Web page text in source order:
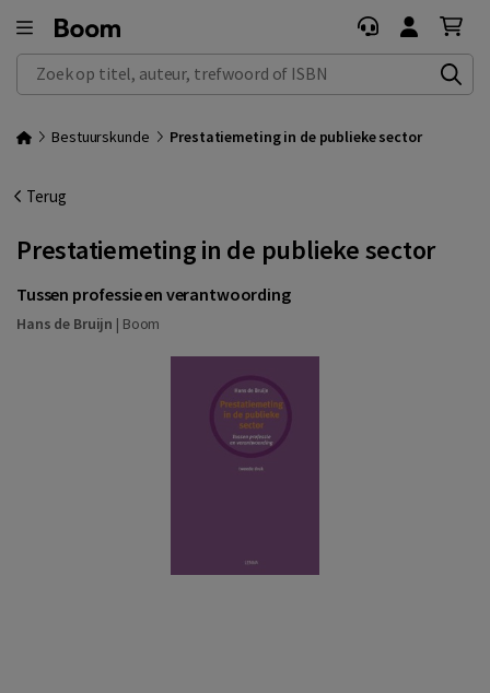
Zoek op titel, auteur, trefwoord of ISBN
Bestuurskunde Prestatiemeting in de publieke sector
Terug
Prestatiemeting in de publieke sector
Tussen professie en verantwoording
Hans de Bruijn | Boom